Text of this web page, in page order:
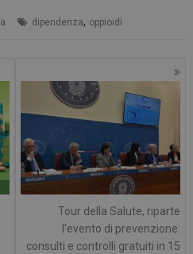
dipendenza, oppioidi
Tour della Salute, riparte
l’evento di prevenzione:
consulti e controlli gratuiti in 15